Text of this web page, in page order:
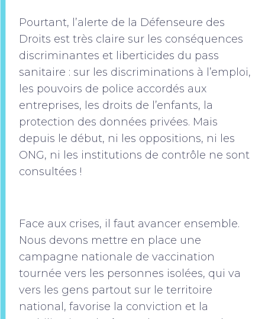
Pourtant, l’alerte de la Défenseure des
Droits est très claire sur les conséquences
discriminantes et liberticides du pass
sanitaire : sur les discriminations à l’emploi,
les pouvoirs de police accordés aux
entreprises, les droits de l’enfants, la
protection des données privées. Mais
depuis le début, ni les oppositions, ni les
ONG, ni les institutions de contrôle ne sont
consultées !
Face aux crises, il faut avancer ensemble.
Nous devons mettre en place une
campagne nationale de vaccination
tournée vers les personnes isolées, qui va
vers les gens partout sur le territoire
national, favorise la conviction et la